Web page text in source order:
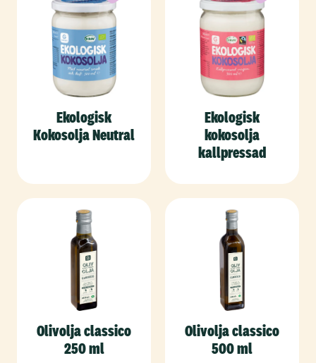
Ekologisk
Kokosolja Neutral
Ekologisk
kokosolja
kallpressad
Olivolja classico
250 ml
Olivolja classico
500 ml